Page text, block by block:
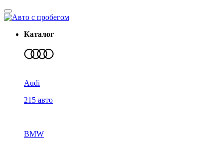
Каталог
Audi
215 авто
BMW